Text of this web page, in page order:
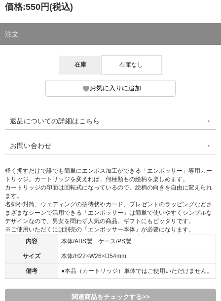
価格:550円 (税込)
注文
在庫 在庫なし
返品についての詳細はこちら
お問い合わせ
軽く押すだけで誰でも簡単にエンボス加工ができる「エンボッサー」専用カー
トリッジ。カートリッジを変えれば、何種類もの絵柄を楽しめます。
カートリッジの印面は回転式になっているので、絵柄の向きを自由に変えられ
ます。
名刺や封筒、ウェディングの招待状やカード、プレゼントのラッピングなどさ
まざまなシーンで活用できる「エンボッサー」は簡単で使いやすくシンプルな
デザインなので、男女を問わず人気の商品。ギフトにもピッタリです。
※ご使用いただくには別売の「エンボッサー本体」が必要になります。
内容
本体/ABS製 ケース/PS製
サイズ 本体/H22×W26×D54mm
備考 ●本品（カートリッジ）単体ではご使用いただけません。
関連商品をチェックする>>